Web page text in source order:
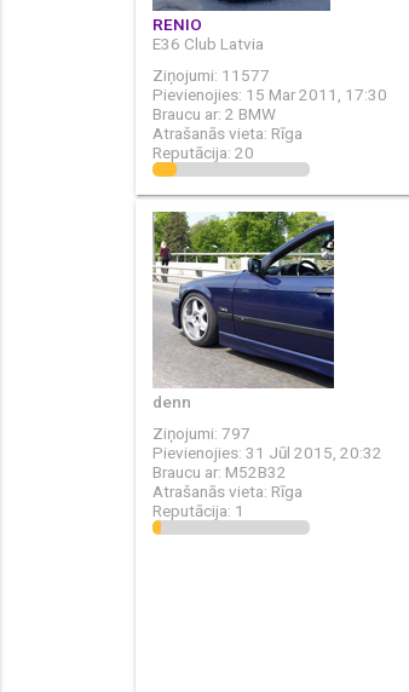
RENIO
E36 Club Latvia
Ziņojumi: 11577
Pievienojies: 15 Mar 2011, 17:30
Braucu ar: 2 BMW
Atrašanās vieta: Rīga
Reputācija: 20
denn
Ziņojumi: 797
Pievienojies: 31 Jūl 2015, 20:32
Braucu ar: M52B32
Atrašanās vieta: Rīga
Reputācija: 1